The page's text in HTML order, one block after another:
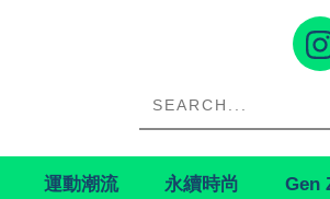
運動潮流 永續時尚 Gen